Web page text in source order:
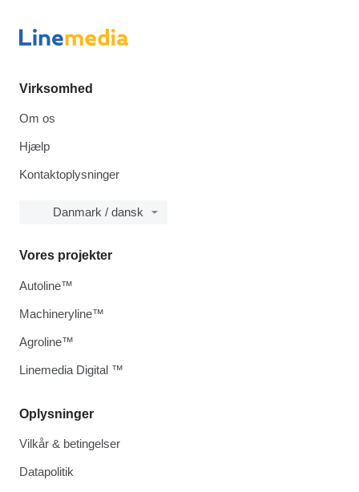
Virksomhed
Om os
Hjælp
Kontaktoplysninger
Danmark / dansk
Oplysninger
Vilkår & betingelser
Datapolitik
Vores projekter
Autoline™
Machineryline™
Agroline™
Linemedia Digital ™